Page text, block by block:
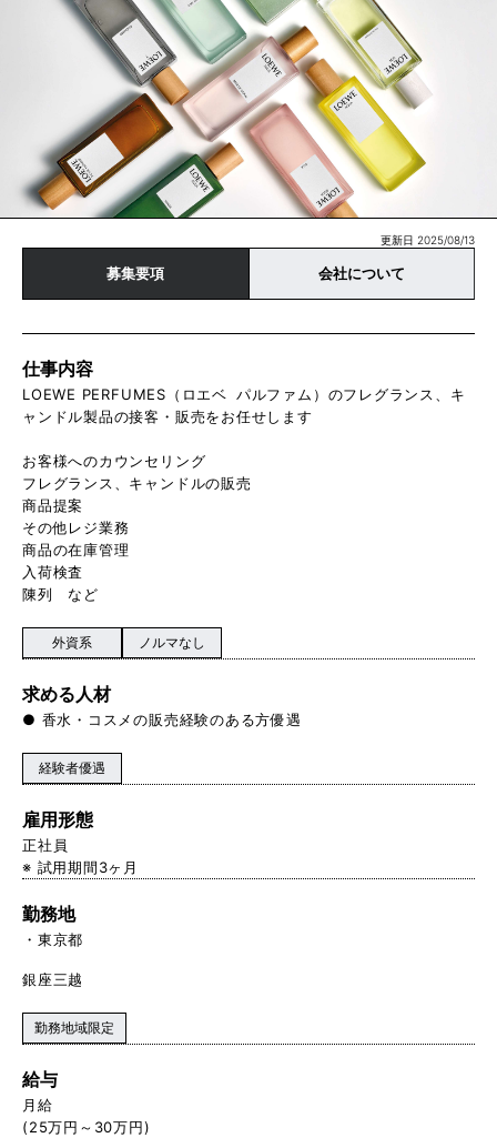
更新日 2025/08/13
募集要項 会社について
仕事内容
LOEWE PERFUMES（ロエベ パルファム）のフレグランス、キ
ャンドル製品の接客・販売をお任せします
お客様へのカウンセリング
フレグランス、キャンドルの販売
商品提案
その他レジ業務
商品の在庫管理
入荷検査
陳列 など
外資系 ノルマなし
求める人材
● 香水・コスメの販売経験のある方優遇
経験者優遇
雇用形態
正社員
※ 試用期間3ヶ月
勤務地
東京都
銀座三越
勤務地域限定
給与
月給
(25万円～30万円)